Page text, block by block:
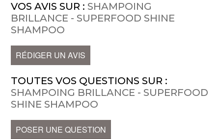
VOS AVIS SUR : SHAMPOING
BRILLANCE - SUPERFOOD SHINE
SHAMPOO
RÉDIGER UN AVIS
TOUTES VOS QUESTIONS SUR :
SHAMPOING BRILLANCE - SUPERFOOD
SHINE SHAMPOO
POSER UNE QUESTION